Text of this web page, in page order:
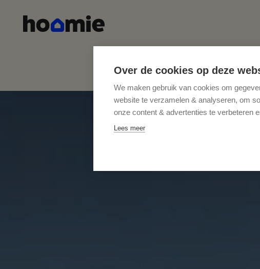
Over de cookies op deze
We maken gebruik van cookies om
website te verzamelen & analyseren, om
onze content & advertenties te verbeteren
Lees meer